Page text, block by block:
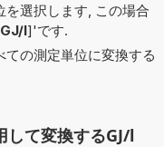
選択します, この場合
GJ/l]'です.
の測定単位に変換する
して変換するGJ/l